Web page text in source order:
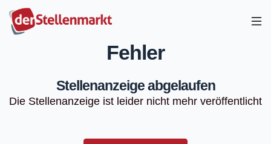
Fehler
Stellenanzeige abgelaufen
Die Stellenanzeige ist leider nicht mehr veröffentlicht